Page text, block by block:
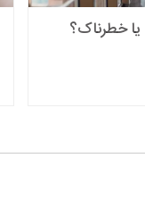
یا خطرناک؟